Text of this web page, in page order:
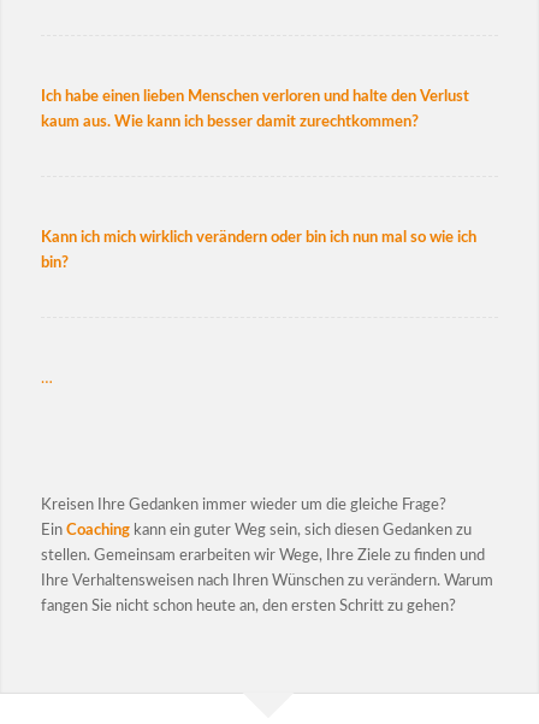
Ich habe einen lieben Menschen verloren und halte den Verlust
kaum aus. Wie kann ich besser damit zurechtkommen?
Kann ich mich wirklich verändern oder bin ich nun mal so wie ich
bin?
…
Kreisen Ihre Gedanken immer wieder um die gleiche Frage?
Ein Coachingkann ein guter Weg sein, sich diesen Gedanken zu
stellen. Gemeinsam erarbeiten wir Wege, Ihre Ziele zu finden und
Ihre Verhaltensweisen nach Ihren Wünschen zu verändern. Warum
fangen Sie nicht schon heute an, den ersten Schritt zu gehen?